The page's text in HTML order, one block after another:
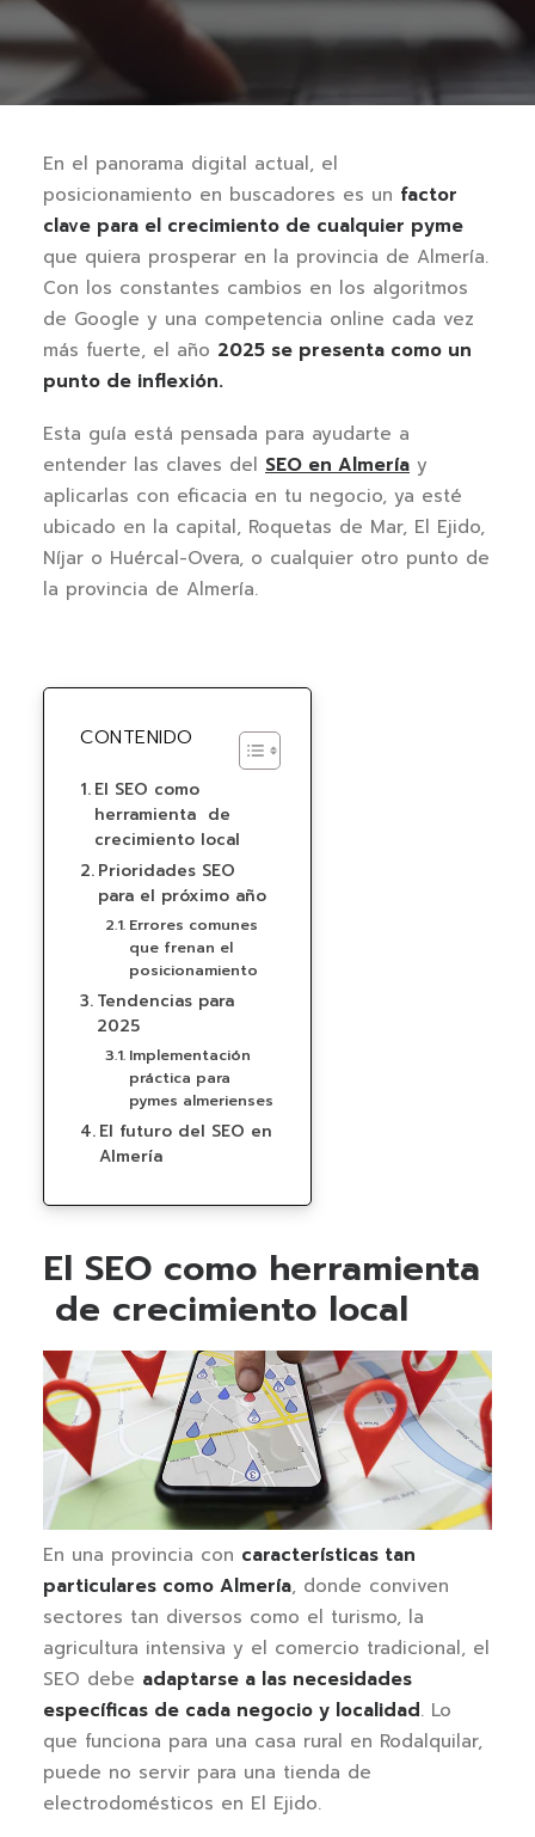
En el panorama digital actual, el
posicionamiento en buscadores es un factor
clave para el crecimiento de cualquier pyme
que quiera prosperar en la provincia de Almería.
Con los constantes cambios en los algoritmos
de Google y una competencia online cada vez
más fuerte, el año 2025 se presenta como un
punto de inflexión.
Esta guía está pensada para ayudarte a
entender las claves del SEO en Almería y
aplicarlas con eficacia en tu negocio, ya esté
ubicado en la capital, Roquetas de Mar, El Ejido,
Níjar o Huércal-Overa, o cualquier otro punto de
la provincia de Almería.
CONTENIDO
El SEO como
herramienta de
crecimiento local
Prioridades SEO
para el próximo año
Errores comunes
que frenan el
posicionamiento
Tendencias para
2025
Implementación
práctica para
pymes almerienses
El futuro del SEO en
Almería
El SEO como herramienta
de crecimiento local
En una provincia con características tan
particulares como Almería, donde conviven
sectores tan diversos como el turismo, la
agricultura intensiva y el comercio tradicional, el
SEO debe adaptarse a las necesidades
específicas de cada negocio y localidad. Lo
que funciona para una casa rural en Rodalquilar,
puede no servir para una tienda de
electrodomésticos en El Ejido.